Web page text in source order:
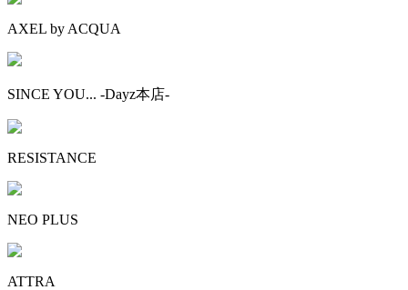
AXEL by ACQUA
SINCE YOU... -Dayz本店-
RESISTANCE
NEO PLUS
ATTRA